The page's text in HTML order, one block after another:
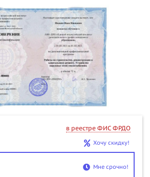
в реестре ФИС ФРДО
Хочу скидку!
Мне срочно!